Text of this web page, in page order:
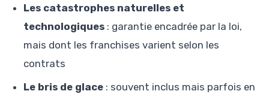
Les catastrophes naturelles et
technologiques : garantie encadrée par la loi,
mais dont les franchises varient selon les
contrats
Le bris de glace : souvent inclus mais parfois en